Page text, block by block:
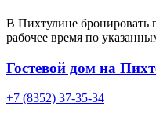
В Пихтулине бронировать
рабочее время по
Гостевой дом на
+7 (8352) 37-35-34